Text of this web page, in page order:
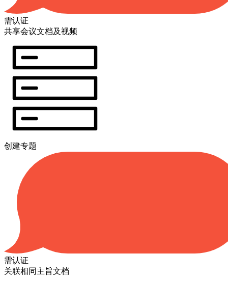
需认证
共享会议文档及视频
创建专题
需认证
关联相同主旨文档